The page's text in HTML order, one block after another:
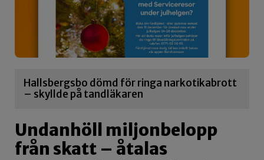
Hallsbergsbo dömd för ringa narkotikabrott
– skyllde på tandläkaren
Undanhöll miljonbelopp
från skatt – åtalas